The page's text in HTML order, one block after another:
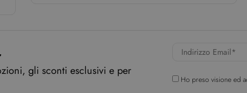
gli sconti esclusivi e per
Ho preso visione ed